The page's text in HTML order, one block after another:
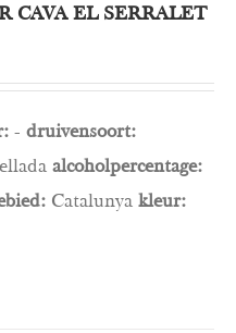
CAVA EL SERRALET
-druivensoort:
alcoholpercentage:
Catalunyakleur: